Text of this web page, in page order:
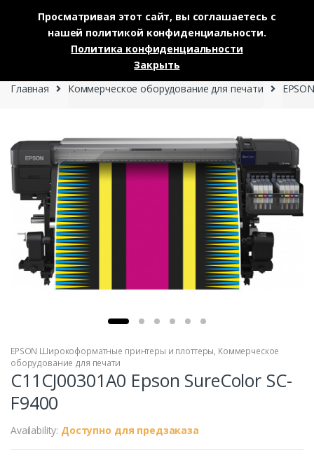
Skip to navigation
Skip to content
Главная Коммерческое оборудование для печати
EPSON Широкоформатные принтеры и плоттеры, Коммерческое
оборудование для печати
C11CJ00301A0 Epson SureColor SC-
F9400
Availability: Доступно для предзаказа
Просматривая этот сайт, вы соглашаетесь с
нашей политикой конфиденциальности.
Политика конфиденциальности
Закрыть